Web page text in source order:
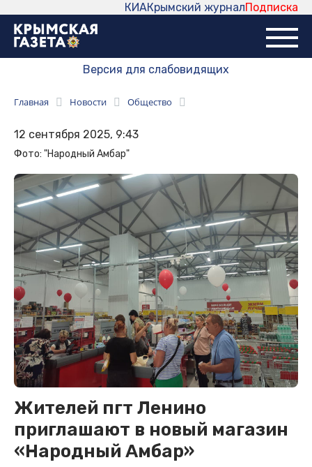
Подписка
Крымский журнал
КИА
Версия для слабовидящих
Главная Новости Общество
12 сентября 2025, 9:43
Фото: "Народный Амбар"
Жителей пгт Ленино
приглашают в новый магазин
«Народный Амбар»